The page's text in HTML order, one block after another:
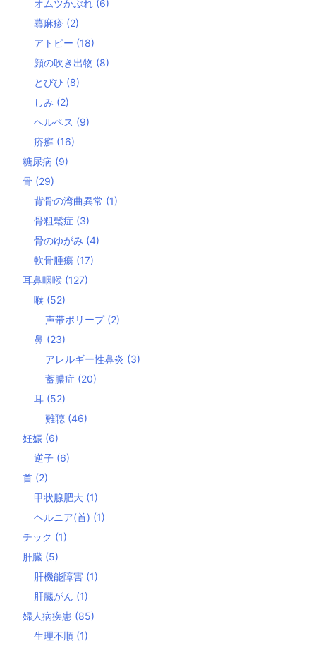
オムツかぶれ (6)
蕁麻疹 (2)
アトピー (18)
顔の吹き出物 (8)
とびひ (8)
しみ (2)
ヘルペス (9)
疥癬 (16)
糖尿病 (9)
骨 (29)
背骨の湾曲異常 (1)
骨粗鬆症 (3)
骨のゆがみ (4)
軟骨腫瘍 (17)
耳鼻咽喉 (127)
喉 (52)
声帯ポリープ (2)
鼻 (23)
アレルギー性鼻炎 (3)
蓄膿症 (20)
耳 (52)
難聴 (46)
妊娠 (6)
逆子 (6)
首 (2)
甲状腺肥大 (1)
ヘルニア(首) (1)
チック (1)
肝臓 (5)
肝機能障害 (1)
肝臓がん (1)
婦人病疾患 (85)
生理不順 (1)